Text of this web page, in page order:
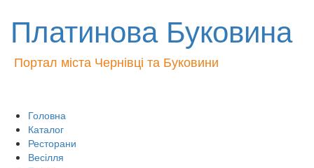
Платинова Буковина
Портал міста Чернівці та Буковини
Головна
Каталог
Ресторани
Весілля